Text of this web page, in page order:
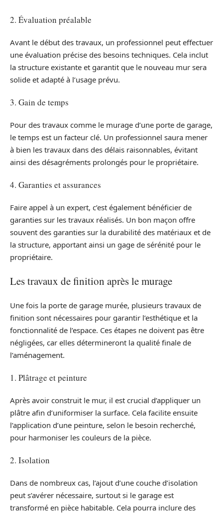
2. Évaluation préalable
Avant le début des travaux, un professionnel peut effectuer
une évaluation précise des besoins techniques. Cela inclut
la structure existante et garantit que le nouveau mur sera
solide et adapté à l’usage prévu.
3. Gain de temps
Pour des travaux comme le murage d’une porte de garage,
le temps est un facteur clé. Un professionnel saura mener
à bien les travaux dans des délais raisonnables, évitant
ainsi des désagréments prolongés pour le propriétaire.
4. Garanties et assurances
Faire appel à un expert, c’est également bénéficier de
garanties sur les travaux réalisés. Un bon maçon offre
souvent des garanties sur la durabilité des matériaux et de
la structure, apportant ainsi un gage de sérénité pour le
propriétaire.
Les travaux de finition après le murage
Une fois la porte de garage murée, plusieurs travaux de
finition sont nécessaires pour garantir l’esthétique et la
fonctionnalité de l’espace. Ces étapes ne doivent pas être
négligées, car elles détermineront la qualité finale de
l’aménagement.
1. Plâtrage et peinture
Après avoir construit le mur, il est crucial d’appliquer un
plâtre afin d’uniformiser la surface. Cela facilite ensuite
l’application d’une peinture, selon le besoin recherché,
pour harmoniser les couleurs de la pièce.
2. Isolation
Dans de nombreux cas, l’ajout d’une couche d’isolation
peut s’avérer nécessaire, surtout si le garage est
transformé en pièce habitable. Cela pourra inclure des